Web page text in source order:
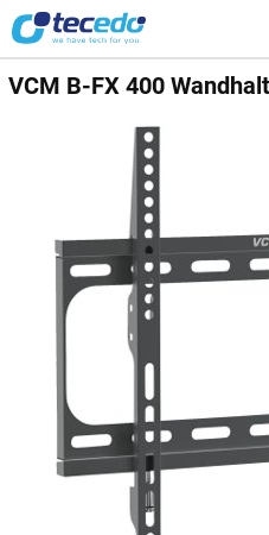
VCM B-FX 400